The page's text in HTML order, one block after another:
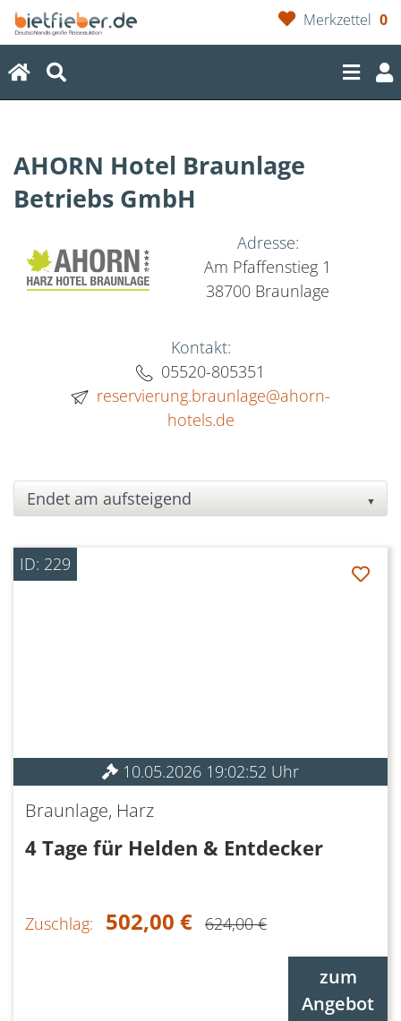
Merkzettel 0
(current)
AHORN Hotel Braunlage
Betriebs GmbH
Adresse:
Am Pfaffenstieg 1
38700 Braunlage
Kontakt:
05520-805351
reservierung.braunlage@ahorn-
hotels.de
▼
ID: 229
10.05.2026 19:02:52 Uhr
Braunlage, Harz
4 Tage für Helden & Entdecker
Zuschlag: 502,00 € 624,00 €
zum
Angebot